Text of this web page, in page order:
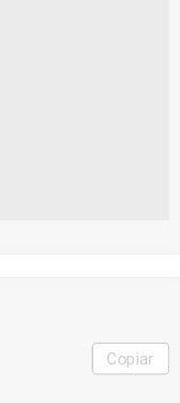
Copiar